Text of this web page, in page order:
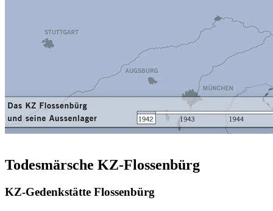
Todesmärsche KZ-Flossenbürg
KZ-Gedenkstätte Flossenbürg